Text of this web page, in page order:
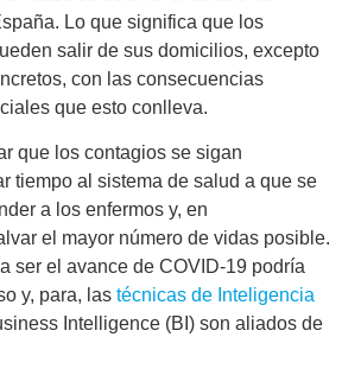
Lo que significa que los
salir de sus domicilios, excepto
con las consecuencias
que esto conlleva.
que los contagios se sigan
tiempo al sistema de salud a que se
a los enfermos y, en
el mayor número de vidas posible.
ser el avance de COVID-19 podría
y, para, las técnicas de Inteligencia
Intelligence (BI) son aliados de